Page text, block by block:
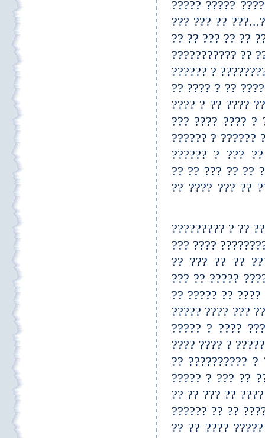
??? ??? ????
????? ?????
??? ???? ?????
??. ??? ?? ???
??????? ?
????? ??? ?? ?
??. ?????? ??
?? ??? ??????
????????? ?????
?? ? ????????
????????? ??
?? ?? ???? ??
? ????????? ?
? ??? ??????
??? ???? ????.
??????? ??
??? ???? ?????
??. ? ??????? ?
?? ??????? ??
??????
???? ?? ?? ??
?????? ??????
????? ?????? ??
Ť??? ??????ť ?? ?
?? ???? ?? ??